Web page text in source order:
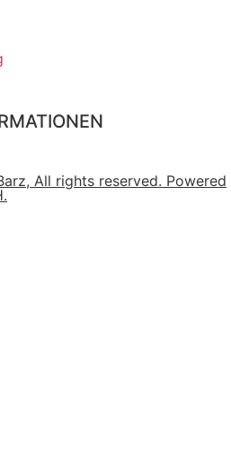
All rights reserved. Powered